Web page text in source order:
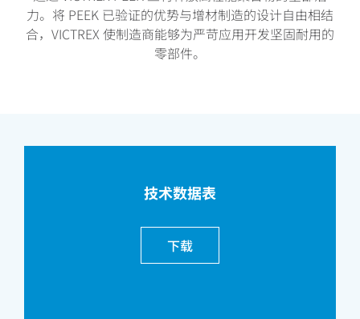
力。将 PEEK 已验证的优势与增材制造的设计自由相结
合，VICTREX 使制造商能够为严苛应用开发坚固耐用的
零部件。
技术数据表
下载